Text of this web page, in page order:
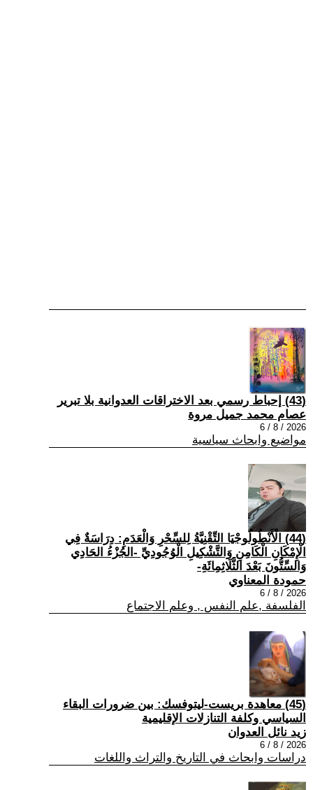
(43) إحباط رسمي بعد الاختراقات العدوانية بلا تبرير
عصام محمد جميل مروة
2026 / 8 / 6
مواضيع وابحاث سياسية
(44) الْأَنْطُولُوجْيَا التِّقْنِيَّةُ لِلسِّحْرِ وَالْعَدَمِ: دِرَاسَةٌ فِي
الْإِمْكَانِ الْكَامِنِ وَالتَّشْكِيلِ الْوُجُودِيِّ -الجُزْءُ الحَادِي
وَالسِّتُّونَ بَعْدَ الثَّلَاثِمِائَةِ-
حمودة المعناوي
2026 / 8 / 6
الفلسفة ,علم النفس , وعلم الاجتماع
(45) معاهدة بريست-ليتوفسك: بين ضرورات البقاء
السياسي وكلفة التنازلات الإقليمية
زيد نائل العدوان
2026 / 8 / 6
دراسات وابحاث في التاريخ والتراث واللغات